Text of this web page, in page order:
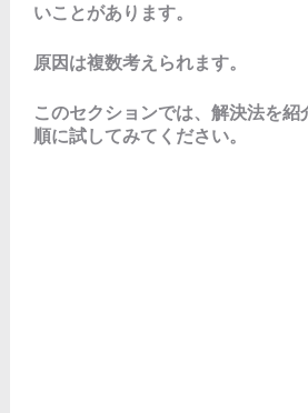
いことがあります。
原因は複数考えられます。
このセクションでは、解決法を紹
順に試してみてください。